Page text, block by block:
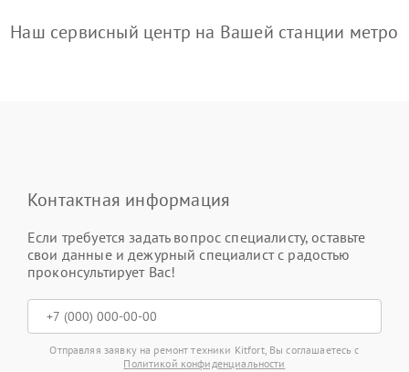
Наш сервисный центр на Вашей станции метро
Контактная информация
Если требуется задать вопрос специалисту, оставьте
свои данные и дежурный специалист с радостью
проконсультирует Вас!
Отправляя заявку на ремонт техники Kitfort, Вы соглашаетесь с
Политикой конфиденциальности